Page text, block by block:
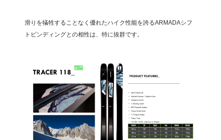
滑りを犠牲することなく優れたハイク性能を誇るARMADAシフ
トビンディングとの相性は、特に抜群です。